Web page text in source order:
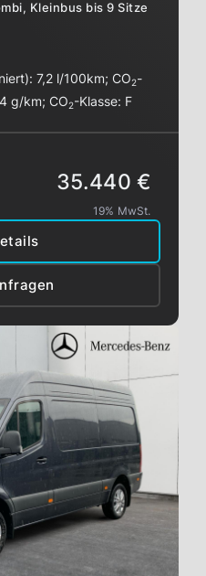
Kleinbus bis 9 Sitze
7,2 l/100km;CO2-
g/km;CO2-Klasse: F
35.440 €
19% MwSt.